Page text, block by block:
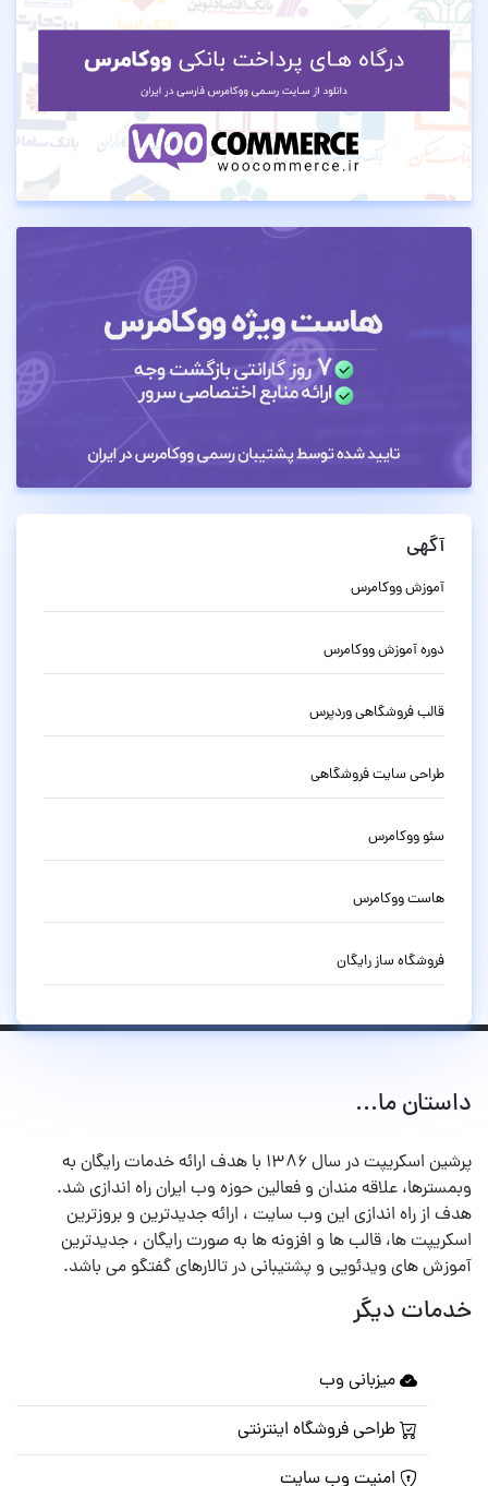
آگهی
آموزش ووکامرس
دوره آموزش ووکامرس
قالب فروشگاهی وردپرس
طراحی سایت فروشگاهی
سئو ووکامرس
هاست ووکامرس
فروشگاه ساز رایگان
داستان ما...
پرشین اسکریپت در سال ۱۳۸۶ با هدف ارائه خدمات رایگان به
وبمسترها، علاقه مندان و فعالین حوزه وب ایران راه اندازی شد.
هدف از راه اندازی این وب سایت ، ارائه جدیدترین و بروزترین
اسکریپت ها، قالب ها و افزونه ها به صورت رایگان ، جدیدترین
آموزش های ویدئویی و پشتیبانی در تالارهای گفتگو می باشد.
خدمات دیگر
میزبانی وب
طراحی فروشگاه اینترنتی
امنیت وب سایت